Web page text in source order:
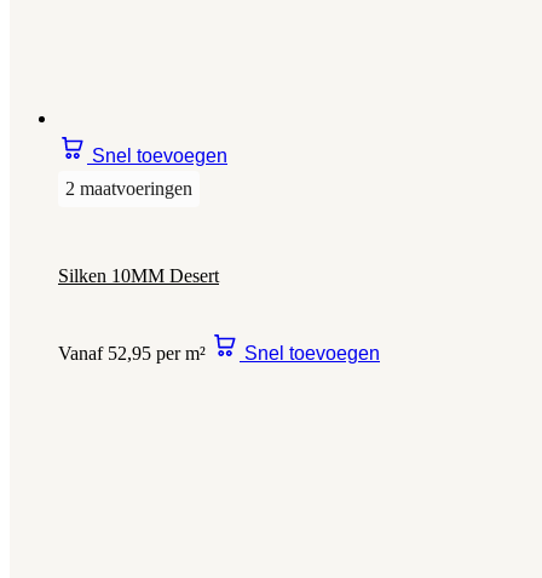
Snel toevoegen
2 maatvoeringen
Silken 10MM Desert
Vanaf 52,95 per m² Snel toevoegen